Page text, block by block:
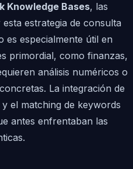
Knowledge Bases, las
estrategia de consulta
es especialmente útil en
primordial, como finanzas,
análisis numéricos o
La integración de
el matching de keywords
antes enfrentaban las